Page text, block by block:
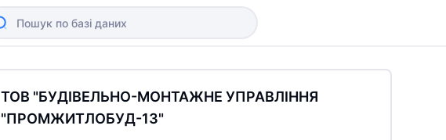
ТОВ "БУДІВЕЛЬНО-МОНТАЖНЕ УПРАВЛІННЯ
"ПРОМЖИТЛОБУД-13"